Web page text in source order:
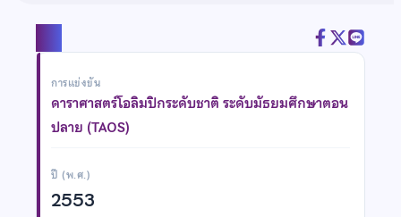
การแข่งขัน
ดาราศาสตร์โอลิมปิกระดับชาติ ระดับมัธยมศึกษาตอน
ปลาย (TAOS)
ปี (พ.ศ.)
2553